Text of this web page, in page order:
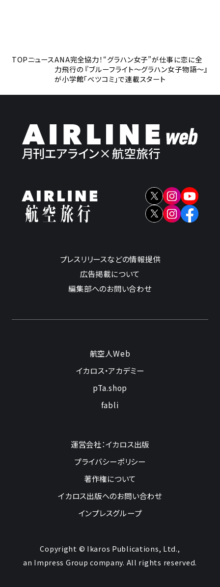
TOPニュースANA完全協力！“グラハン女子”が仕事に恋に全
力飛行の 『ブルーフライト〜グラハン女子物語〜』
が小学館「ベツコミ」で連載スタート
プレスリリースなどの情報提供
広告掲載について
編集部へのお問い合わせ
航空人Web
イカロス・アカデミー
pTa.shop
fabli
運営会社：イカロス出版
プライバシーポリシー
著作権について
イカロス出版へのお問い合わせ
インプレスグループ
Copyright © Ikaros Publications, Ltd.,
an Impress Group company. All rights reserved.